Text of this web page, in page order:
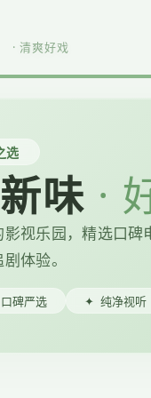
· 清爽好戏
选
味 ·
视乐园，精选口
体验。
口碑严选 ✦ 纯净视听